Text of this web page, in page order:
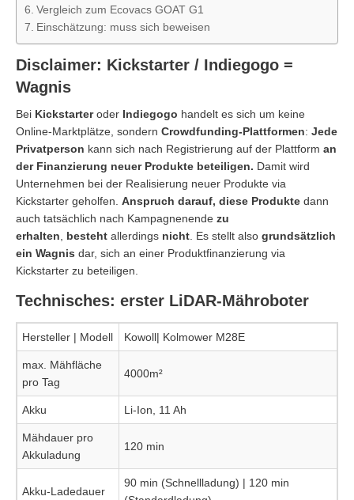
Vergleich zum Ecovacs GOAT G1
Einschätzung: muss sich beweisen
Disclaimer: Kickstarter / Indiegogo =
Wagnis
Bei Kickstarteroder Indiegogo handelt es sich um keine
Online-Marktplätze, sondern Crowdfunding-Plattformen: Jede
Privatperson kann sich nach Registrierung auf der Plattform an
der Finanzierung neuer Produkte beteiligen. Damit wird
Unternehmen bei der Realisierung neuer Produkte via
Kickstarter geholfen. Anspruch darauf, diese Produkte dann
auch tatsächlich nach Kampagnenende zu
erhalten
besteht allerdings nicht . Es stellt also grundsätzlich
ein Wagnis dar, sich an einer Produktfinanzierung via
Kickstarter zu beteiligen.
Technisches: erster LiDAR-Mähroboter
Hersteller | Modell Kowoll| Kolmower M28E
max. Mähfläche
pro Tag
4000m²
Akku Li-Ion, 11 Ah
Mähdauer pro
Akkuladung
120 min
Akku-Ladedauer
90 min (Schnellladung) | 120 min